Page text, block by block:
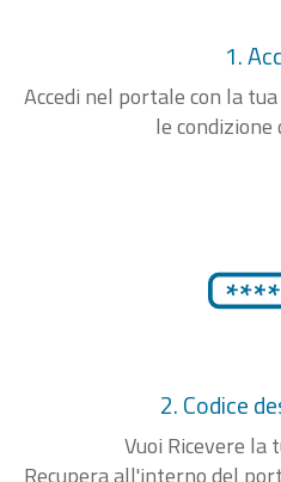
1.
Accedi nel portale con la
le
2. Codice
Vuoi Ricevere la
Recupera all'interno del